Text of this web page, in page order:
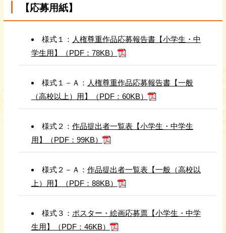
【応募用紙】
様式１： 人権尊重作品応募報告書【小学生・中
学生用】（PDF：78KB）
様式１－Ａ： 人権尊重作品応募報告書【一般
（高校以上）用】（PDF：60KB）
様式２： 作品提出者一覧表【小学生・中学生
用】（PDF：99KB）
様式２－Ａ： 作品提出者一覧表【一般（高校以
上）用】（PDF：88KB）
様式３： ポスター・絵画応募票【小学生・中学
生用】（PDF：46KB）